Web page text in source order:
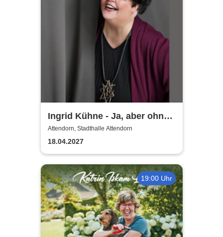
Ingrid Kühne - Ja, aber ohne
mich!
Attendorn, Stadthalle Attendorn
18.04.2027
19:00 Uhr